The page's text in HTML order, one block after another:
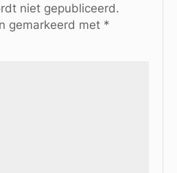
niet gepubliceerd.
gemarkeerd met *